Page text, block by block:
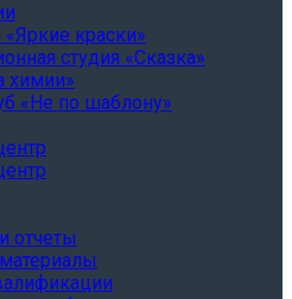
«Яркие краски»
студия «Сказка»
химии»
«Не по шаблону»
отчеты